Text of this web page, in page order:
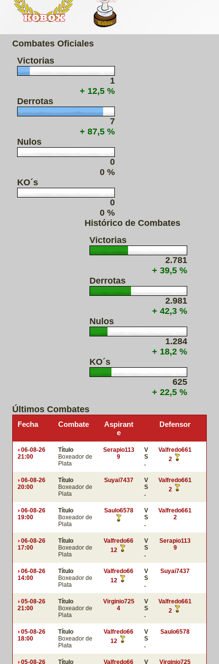
Combates Oficiales
Victorias
1
+ 12,5 %
Derrotas
7
+ 87,5 %
Nulos
0
0 %
KO´s
0
0 %
Histórico de Combates
Victorias
2.781
+ 39,5 %
Derrotas
2.981
+ 42,3 %
Nulos
1.284
+ 18,2 %
KO´s
625
+ 22,5 %
Últimos Combates
Fecha Combate
Aspirant
e
Defensor
06-08-26
21:00
Título
Boxeador de
Plata
Serapio113
9
V
S
.
Valfredo661
2
06-08-26
20:00
Título
Boxeador de
Plata
Suyai7437
V
S
.
Valfredo661
2
06-08-26
19:00
Título
Boxeador de
Plata
Saulo6578
V
S
.
Valfredo661
2
06-08-26
17:00
Título
Boxeador de
Plata
Valfredo66
12
V
S
.
Serapio113
9
06-08-26
14:00
Título
Boxeador de
Plata
Valfredo66
12
V
S
.
Suyai7437
05-08-26
21:00
Título
Boxeador de
Plata
Virginio725
4
V
S
.
Valfredo661
2
05-08-26
18:00
Título
Boxeador de
Plata
Valfredo66
12
V
S
.
Saulo6578
05-08-26 Título Valfredo66 V Virginio725